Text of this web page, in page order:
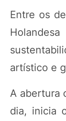
Entre os
artístico e
A abertura
dia, inicia